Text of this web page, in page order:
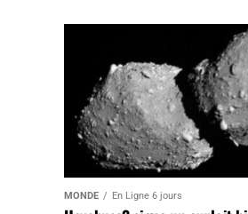
MONDE En Ligne 6 jours